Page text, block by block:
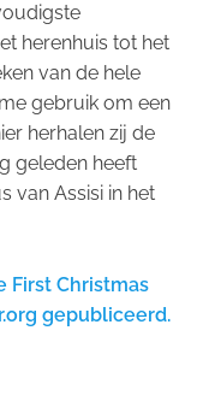
herenhuis tot het
van de hele
gebruik om een
herhalen zij de
geleden heeft
van Assisi in het
First Christmas
gepubliceerd.